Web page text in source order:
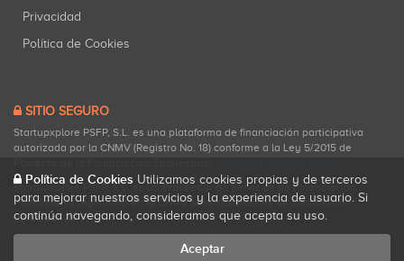
Privacidad
Política de Cookies
SITIO SEGURO
Startupxplore PSFP, S.L. es una plataforma de financiación participativa
autorizada por la CNMV (Registro No. 18) conforme a la Ley 5/2015 de
Startupxplore PSFP, S.L. es un Proveedor de Servicios de Financiación
Participativa registrado en la CNMV para actividades de financiación
participativa.
Política de Cookies Utilizamos cookies propias y de terceros
para mejorar nuestros servicios y la experiencia de usuario. Si
continúa navegando, consideramos que acepta su uso.
Aceptar